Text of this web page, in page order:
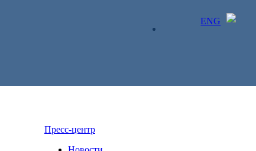
ENG
ЛИЧНЫЙ КАБИНЕТ
Пресс-центр